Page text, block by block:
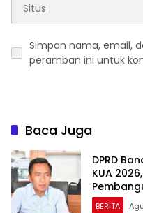
Simpan nama, email,
peramban ini untuk
Baca Juga
DPRD
KUA
BERITA